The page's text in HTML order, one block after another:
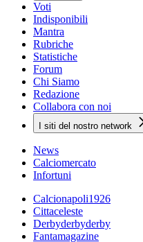
Voti
Indisponibili
Mantra
Rubriche
Statistiche
Forum
Chi Siamo
Redazione
Collabora con noi
I siti del nostro network
News
Calciomercato
Infortuni
Calcionapoli1926
Cittaceleste
Derbyderbyderby
Fantamagazine